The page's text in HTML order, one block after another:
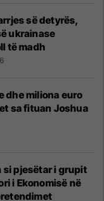
së detyrës,
ukrainase
të madh
dhe miliona euro
sa fituan Joshua
si pjesëtar i grupit
i Ekonomisë në